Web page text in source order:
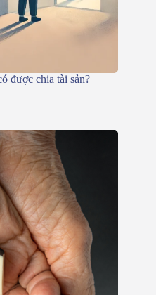
được chia tài sản?